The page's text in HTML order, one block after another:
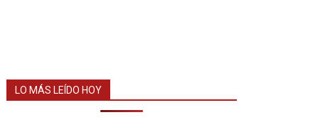
LO MÁS LEÍDO HOY